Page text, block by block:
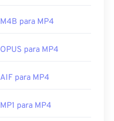
M4B para MP4
OPUS para MP4
AIF para MP4
MP1 para MP4